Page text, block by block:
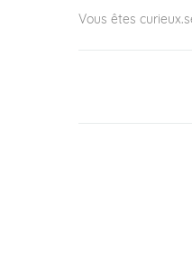
Vous êtes